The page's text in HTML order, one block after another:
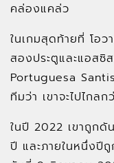
คล่องแคล่ว
ในเกมสุดท้ายที่ โอ
สองประตูและแอส
Portuguesa
ทีมว่า เขาจะไปไกลก
ในปี 2022 เขาถูกดั
ปี และภายในหนึ่งปี